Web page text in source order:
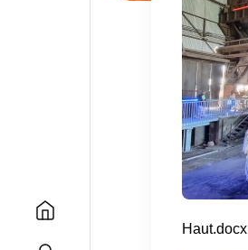
Haut.docx